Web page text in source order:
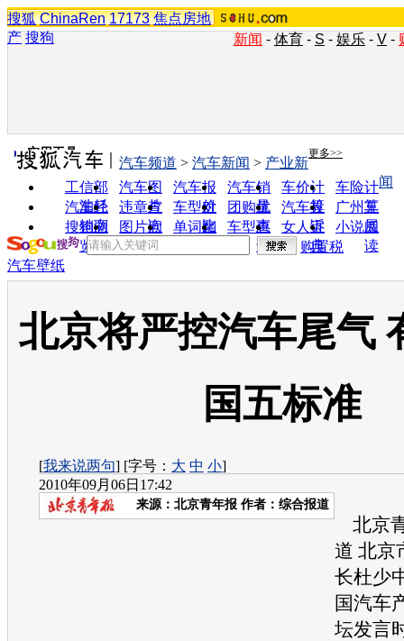
搜狐 ChinaRen 17173 焦点房地
产 搜狗 新闻 - 体育 - S - 娱乐 - V -
实用工具 更多>>
工信部
油耗
汽车图
片
汽车报
价
汽车销
量
车价计
算
车险计
算
汽车经
销商
违章查
询
车型对
比
团购优
惠
汽车投
诉
广州车
展
搜狗浏
览器
图片欣
赏
单词翻
车型查
询
女人宝
典
小说阅
读
汽车频道 > 汽车新闻 > 产业新
闻
购置税
汽车壁纸
北京将严控汽车尾气
国五标准
[我来说两句] [字号： 大 中 小]
2010年09月06日17:42
来源： 北京青年报 作者：综合报道
北京
道 北京
长杜少
国汽车
坛发言